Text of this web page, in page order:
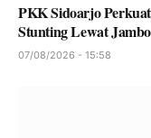
PKK Sidoarjo
Stunting Lewat
07/08/2026 - 15:58